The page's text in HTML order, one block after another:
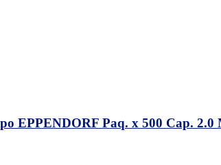
EPPENDORF Paq. x 500 Cap.